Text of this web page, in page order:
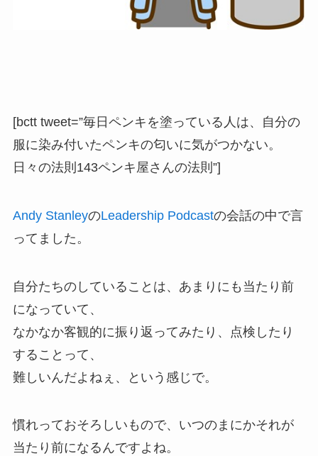
[bctt tweet=”毎日ペンキを塗っている人は、自分の
服に染み付いたペンキの匂いに気がつかない。
日々の法則143ペンキ屋さんの法則”]
Andy StanleyのLeadership Podcastの会話の中で言
ってました。
自分たちのしていることは、あまりにも当たり前
になっていて、
なかなか客観的に振り返ってみたり、点検したり
することって、
難しいんだよねぇ、という感じで。
慣れっておそろしいもので、いつのまにかそれが
当たり前になるんですよね。